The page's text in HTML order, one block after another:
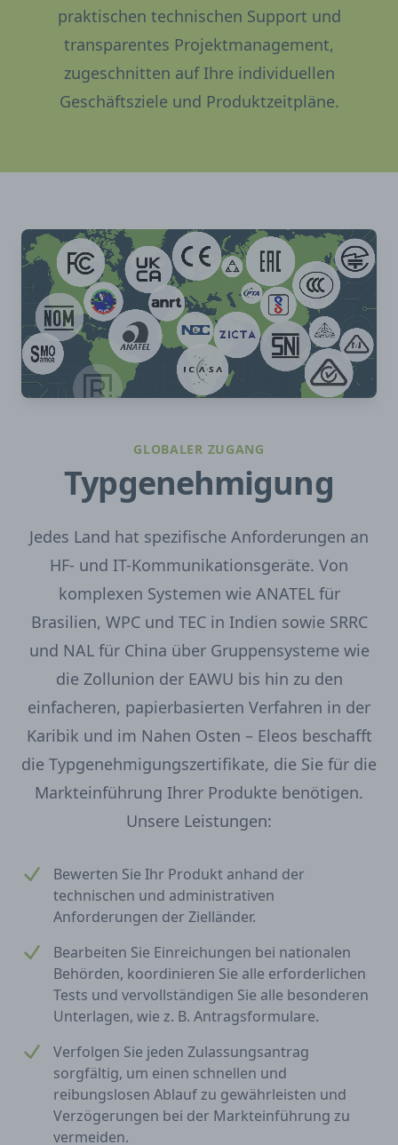
praktischen technischen Support und
transparentes Projektmanagement,
zugeschnitten auf Ihre individuellen
Geschäftsziele und Produktzeitpläne.
GLOBALER ZUGANG
Typgenehmigung
Jedes Land hat spezifische Anforderungen an
HF- und IT-Kommunikationsgeräte. Von
komplexen Systemen wie ANATEL für
Brasilien, WPC und TEC in Indien sowie SRRC
und NAL für China über Gruppensysteme wie
die Zollunion der EAWU bis hin zu den
einfacheren, papierbasierten Verfahren in der
Karibik und im Nahen Osten – Eleos beschafft
die Typgenehmigungszertifikate, die Sie für die
Markteinführung Ihrer Produkte benötigen.
Unsere Leistungen:
Bewerten Sie Ihr Produkt anhand der
technischen und administrativen
Anforderungen der Zielländer.
Bearbeiten Sie Einreichungen bei nationalen
Behörden, koordinieren Sie alle erforderlichen
Tests und vervollständigen Sie alle besonderen
Unterlagen, wie z. B. Antragsformulare.
Verfolgen Sie jeden Zulassungsantrag
sorgfältig, um einen schnellen und
reibungslosen Ablauf zu gewährleisten und
Verzögerungen bei der Markteinführung zu
vermeiden.